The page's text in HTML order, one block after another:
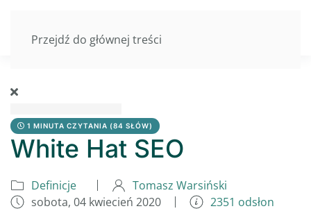
Przejdź do głównej treści
1 MINUTA CZYTANIA (84 SŁÓW)
White Hat SEO
Definicje
Tomasz Warsiński
sobota, 04 kwiecień 2020
2351 odsłon